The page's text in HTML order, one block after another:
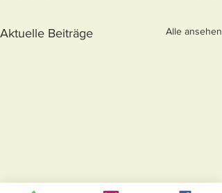
Aktuelle Beiträge Alle ansehen